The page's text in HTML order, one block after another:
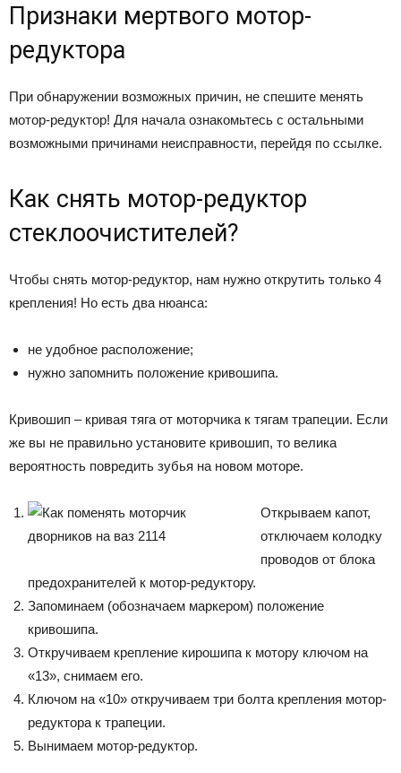
Признаки мертвого мотор-
редуктора
При обнаружении возможных причин, не спешите менять
мотор-редуктор! Для начала ознакомьтесь с остальными
возможными причинами неисправности, перейдя по ссылке.
Как снять мотор-редуктор
стеклоочистителей?
Чтобы снять мотор-редуктор, нам нужно открутить только 4
крепления! Но есть два нюанса:
не удобное расположение;
нужно запомнить положение кривошипа.
Кривошип – кривая тяга от моторчика к тягам трапеции. Если
же вы не правильно установите кривошип, то велика
вероятность повредить зубья на новом моторе.
Открываем капот,
отключаем колодку
проводов от блока
предохранителей к мотор-редуктору.
Запоминаем (обозначаем маркером) положение
кривошипа.
Откручиваем крепление кирошипа к мотору ключом на
«13», снимаем его.
Ключом на «10» откручиваем три болта крепления мотор-
редуктора к трапеции.
Вынимаем мотор-редуктор.